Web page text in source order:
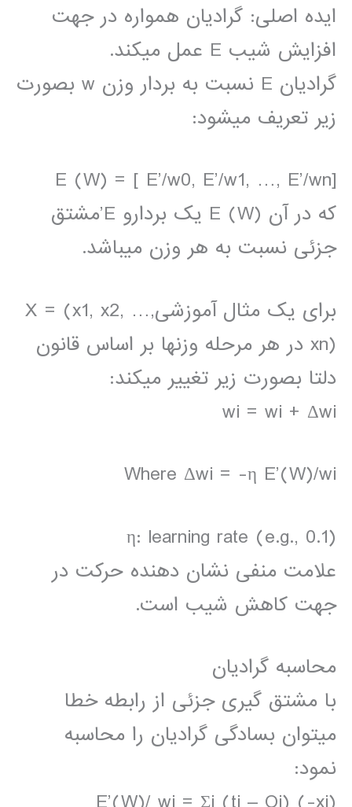
ایده اصلی: گرادیان همواره در جهت
افزایش شیب E عمل میکند.
گرادیان E نسبت به بردار وزن w بصورت
زیر تعریف میشود:
E (W) = [ E’/w0, E’/w1, …, E’/wn]
که در آن E (W) یک بردارو E’مشتق
جزئی نسبت به هر وزن میباشد.
برای یک مثال آموزشیX = (x1, x2, …,
xn) در هر مرحله وزنها بر اساس قانون
دلتا بصورت زیر تغییر میکند:
wi = wi + Δwi
Where Δwi = -η E’(W)/wi
η: learning rate (e.g., 0.1)
علامت منفی نشان دهنده حرکت در
جهت کاهش شیب است.
محاسبه گرادیان
با مشتق گیری جزئی از رابطه خطا
میتوان بسادگی گرادیان را محاسبه
نمود: